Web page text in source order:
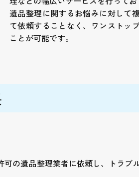
遺品整理に関するお悩みに対して
て依頼することなく、ワンストッ
ことが可能です。
の遺品整理業者に依頼し、トラブ